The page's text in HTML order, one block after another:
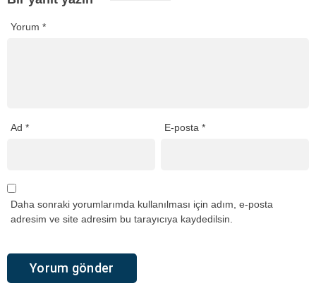
Yorum *
Ad * E-posta*
Daha sonraki yorumlarımda kullanılması için adım, e-posta
adresim ve site adresim bu tarayıcıya kaydedilsin.